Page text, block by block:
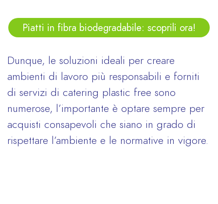
Piatti in fibra biodegradabile: scoprili ora!
Dunque, le soluzioni ideali per creare
ambienti di lavoro più responsabili e forniti
di servizi di catering plastic free sono
numerose, l’importante è optare sempre per
acquisti consapevoli che siano in grado di
rispettare l’ambiente e le normative in vigore.